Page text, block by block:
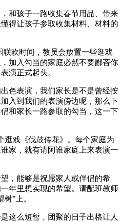
孩子一路收集春节用品、带来
得让孩子参取收集材料、材料的
欢时间，教员会放置一些逛戏
加入勾当的家庭必然不要鄙吝你
演正式起头。
表演，我们家长是不是曾经按
入到我们的表演傍边呢，那么下
和家长一路参取的勾当，这一下
戏《伐鼓传花》。每个家庭为
家，就有请阿谁家庭上来表演一
能够是祝愿家人或伴侣的希
年里想实现的希望。请配班教师
”上。
么短暂，团聚的日子出格让人